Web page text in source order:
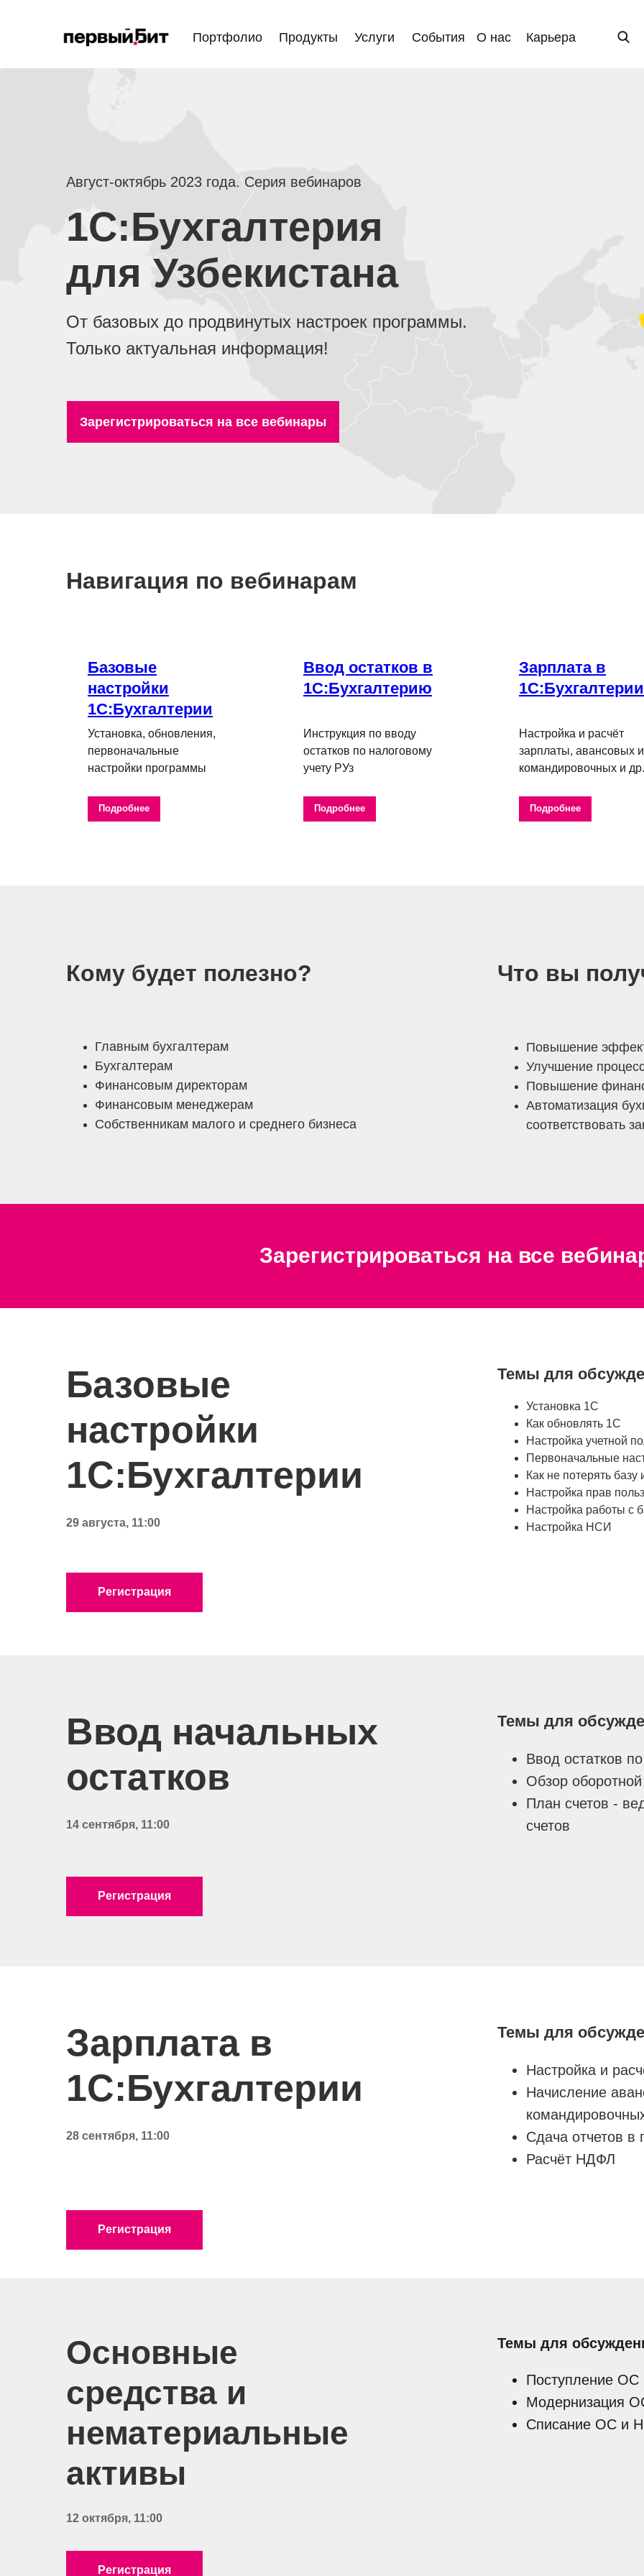
Портфолио Продукты Услуги События О нас Карьера
Август-октябрь 2023 года. Серия вебинаров
1С:Бухгалтерия
для Узбекистана
Зарегистрироваться на все вебинары
От базовых до продвинутых настроек программы.
Только актуальная информация!
Навигация по вебинарам
Базовые
настройки
1С:Бухгалтерии
Установка, обновления,
первоначальные
настройки программы
Подробнее
Ввод остатков в
1С:Бухгалтерию
Инструкция по вводу
остатков по налоговому
учету РУз
Подробнее
Зарплата в
1С:Бухгалтерии
Настройка и расчёт
зарплаты, авансовых и
командировочных и др.
Подробнее
Кому будет полезно?
Главным бухгалтерам
Бухгалтерам
Финансовым директорам
Финансовым менеджерам
Собственникам малого и среднего бизнеса
Что вы
Повышение
Улучшение
Повышение
Автоматизация
соответствовать
Зарегистрироваться на все
Базовые
настройки
1С:Бухгалтерии
29 августа, 11:00
Темы для
Установка 1С
Как обновлять 1С
Настройка учетной
Первоначальные
Как не потерять базу
Настройка прав
Настройка работы с
Настройка НСИ
Регистрация
Ввод начальных
остатков
14 сентября, 11:00
Темы для
Ввод остатков
Обзор
План счетов -
счетов
Регистрация
Зарплата в
1С:Бухгалтерии
28 сентября, 11:00
Темы для
Настройка и
Начисление
Сдача отчетов в
Расчёт НДФЛ
Регистрация
Основные
средства и
нематериальные
активы
12 октября, 11:00
Темы для
Поступление
Модернизация
Списание ОС и
Регистрация